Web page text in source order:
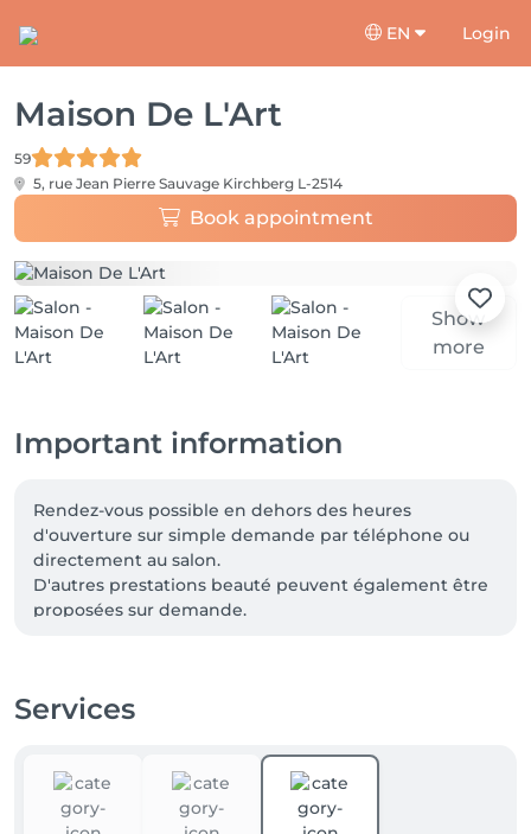
EN Login
Maison De L'Art
59
5, rue Jean Pierre Sauvage Kirchberg L-2514
Book appointment
Show
more
Important information
Rendez-vous possible en dehors des heures
d'ouverture sur simple demande par téléphone ou
directement au salon.
D'autres prestations beauté peuvent également être
proposées sur demande.
Services